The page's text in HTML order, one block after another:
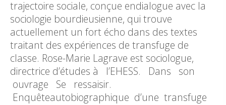
trajectoire sociale, conçue endialogue avec la
sociologie bourdieusienne, qui trouve
actuellement un fort écho dans des textes
traitant des expériences de transfuge de
classe. Rose-Marie Lagrave est sociologue,
directrice d’études à l’EHESS. Dans son
ouvrage Se ressaisir.
Enquêteautobiographique d’une transfuge